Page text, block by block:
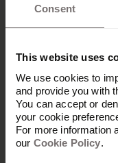
Consent
This website uses
We use cookies to
and provide you with
You can accept or
your cookie
For more information
our Cookie Policy.
temps
Nos interfaces
nécessitent
se configurent
interne comme